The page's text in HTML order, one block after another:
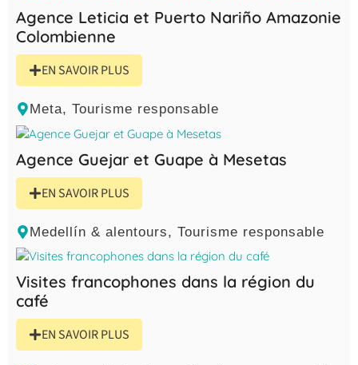
Agence Leticia et Puerto Nariño Amazonie
Colombienne
EN SAVOIR PLUS
Meta, Tourisme responsable
Agence Guejar et Guape à Mesetas
EN SAVOIR PLUS
Medellín & alentours, Tourisme responsable
Visites francophones dans la région du
café
EN SAVOIR PLUS